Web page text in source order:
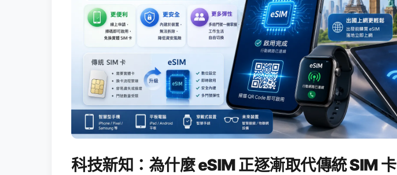
科技新知：為什麼 eSIM 正逐漸取代傳統 SIM 卡